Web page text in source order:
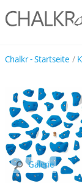
Chalkr - Startseite
Galerie